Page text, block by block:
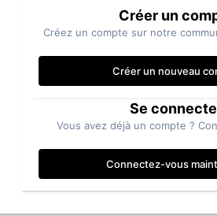
Créer un
Créez un compte sur notre
Créer un nouveau
Se
Vous avez déjà un compte ?
Connectez-vous